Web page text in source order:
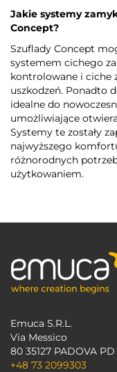
Jakie systemy
Concept?
Szuflady Concept
systemem cichego
kontrolowane i ciche
uszkodzeń. Ponadto
idealne do
umożliwiające
Systemy te zostały
najwyższego
różnorodnych
użytkowaniem.
Emuca S.R.L.
Via Messico
80 35127 PADOVA
+48 73 2099303